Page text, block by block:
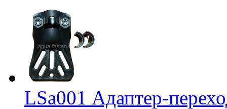
LSa001 Адаптер-